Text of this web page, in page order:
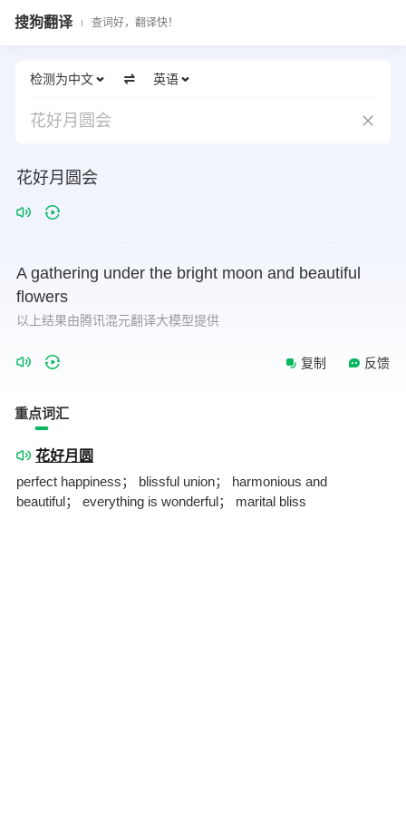
搜狗翻译 查词好，翻译快！
检测为中文 英语
花好月圆会
花好月圆会
A gathering under the bright moon and beautiful
flowers
以上结果由腾讯混元翻译大模型提供
复制 反馈
重点词汇
花好月圆
perfect happiness； blissful union； harmonious and
beautiful； everything is wonderful； marital bliss